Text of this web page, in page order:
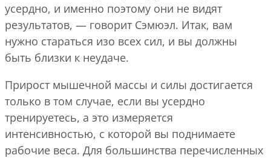
усердно, и именно поэтому они не видят
результатов, — говорит Сэмюэл. Итак, вам
нужно стараться изо всех сил, и вы должны
быть близки к неудаче.
Прирост мышечной массы и силы достигается
только в том случае, если вы усердно
тренируетесь, а это измеряется
интенсивностью, с которой вы поднимаете
рабочие веса. Для большинства перечисленных